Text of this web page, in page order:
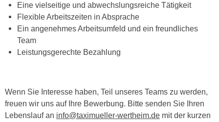
Eine vielseitige und abwechslungsreiche Tätigkeit
Flexible Arbeitszeiten in Absprache
Ein angenehmes Arbeitsumfeld und ein freundliches
Team
Leistungsgerechte Bezahlung
Wenn Sie Interesse haben, Teil unseres Teams zu werden,
freuen wir uns auf Ihre Bewerbung. Bitte senden Sie Ihren
Lebenslauf an info@taximueller-wertheim.de mit der kurzen